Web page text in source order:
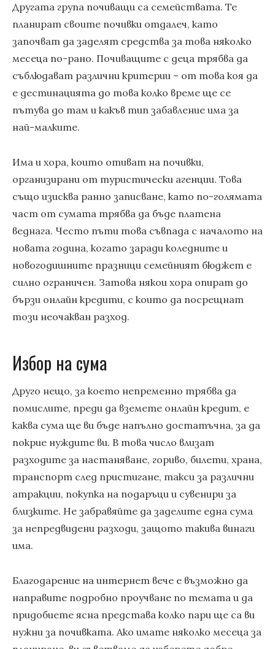
Другата група почиващи са семействата. Те
планират своите почивки отдалеч, като
започват да заделят средства за това няколко
месеца по-рано. Почиващите с деца трябва да
съблюдават различни критерии – от това коя да
е дестинацията до това колко време ще се
пътува до там и какъв тип забавление има за
най-малките.
Има и хора, които отиват на почивки,
организирани от туристически агенции. Това
също изисква ранно записване, като по-голямата
част от сумата трябва да бъде платена
веднага. Често пъти това съвпада с началото на
новата година, когато заради коледните и
новогодишните празници семейният бюджет е
силно ограничен. Затова някои хора опират до
бързи онлайн кредити, с които да посрещнат
този неочакван разход.
Избор на сума
Друго нещо, за което непременно трябва да
помислите, преди да вземете онлайн кредит, е
каква сума ще ви бъде напълно достатъчна, за да
покрие нуждите ви. В това число влизат
разходите за настаняване, гориво, билети, храна,
транспорт след пристигане, такси за различни
атракции, покупка на подаръци и сувенири за
близките. Не забравяйте да заделите една сума
за непредвидени разходи, защото такива винаги
има.
Благодарение на интернет вече е възможно да
направите подробно проучване по темата и да
придобиете ясна представа колко пари ще са ви
нужни за почивката. Ако имате няколко месеца за